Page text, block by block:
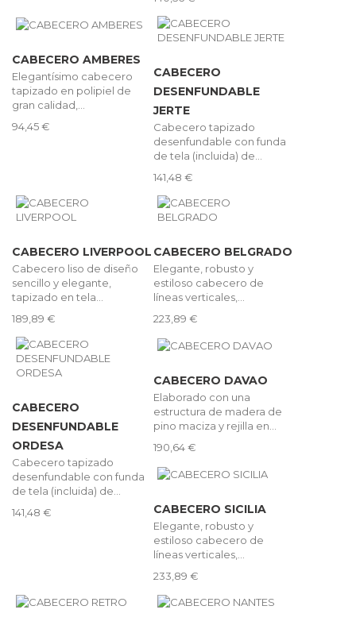
CABECERO AMBERES
Elegantísimo cabecero
tapizado en polipiel de
gran calidad,...
94,45 €
CABECERO
DESENFUNDABLE
JERTE
Cabecero tapizado
desenfundable con funda
de tela (incluida) de...
141,48 €
CABECERO LIVERPOOL
Cabecero liso de diseño
sencillo y elegante,
tapizado en tela...
189,89 €
CABECERO BELGRADO
Elegante, robusto y
estiloso cabecero de
líneas verticales,...
223,89 €
CABECERO
DESENFUNDABLE
ORDESA
Cabecero tapizado
desenfundable con funda
de tela (incluida) de...
141,48 €
CABECERO DAVAO
Elaborado con una
estructura de madera de
pino maciza y rejilla en...
190,64 €
CABECERO SICILIA
Elegante, robusto y
estiloso cabecero de
líneas verticales,...
233,89 €